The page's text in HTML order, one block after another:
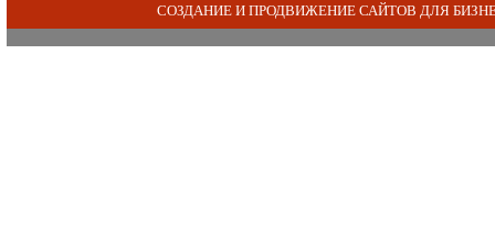
СОЗДАНИЕ И ПРОДВИЖЕНИЕ САЙТОВ ДЛЯ